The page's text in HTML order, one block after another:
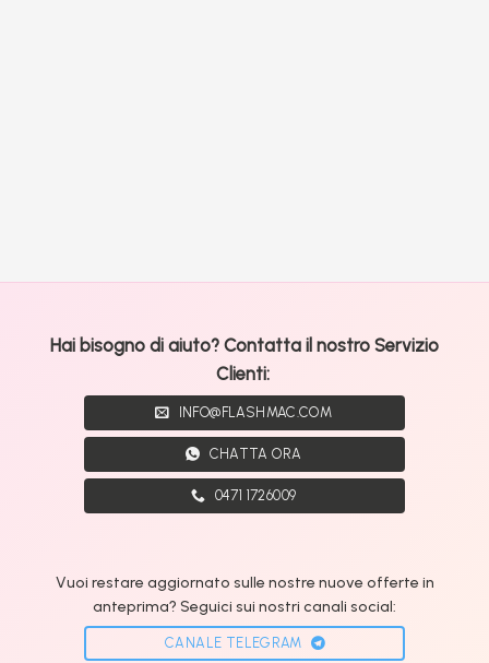
Hai bisogno di aiuto? Contatta il nostro Servizio
Clienti:
INFO@FLASHMAC.COM
CHATTA ORA
0471 1726009
Vuoi restare aggiornato sulle nostre nuove offerte in
anteprima? Seguici sui nostri canali social:
CANALE TELEGRAM